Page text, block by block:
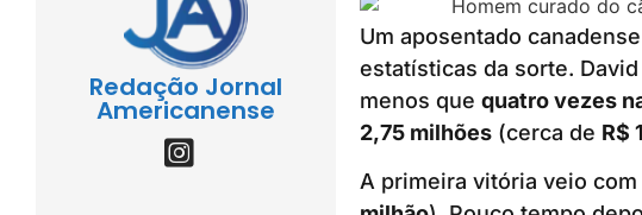
Redação Jornal
Americanense
Um aposentado
estatísticas da sorte.
menos que quatro vezes
2,75 milhões(cerca de R$
A primeira vitória veio